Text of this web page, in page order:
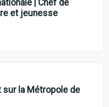
| Chef de
et jeunesse
sur la Métropole de